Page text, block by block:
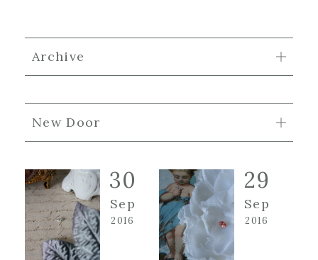
Archive
New Door
30
Sep
2016
29
Sep
2016